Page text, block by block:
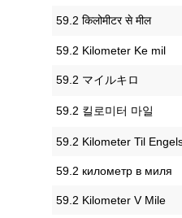
‎59.2 किलोमीटर से मील
‎59.2 Kilometer Ke mil
‎59.2 マイルキロ
‎59.2 킬로미터 마일
‎59.2 Kilometer Til
‎59.2 километр в миля
‎59.2 Kilometer V Mile